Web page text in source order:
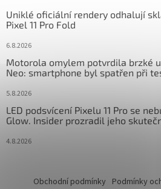
Uniklé oficiální rendery odhalují
Pixel 11 Pro Fold
6.8.2026
Motorola omylem potvrdila brzké
Neo: smartphone byl spatřen při
5.8.2026
LED podsvícení Pixelu 11 Pro se
Glow. Insider prozradil jeho
4.8.2026
Obchodní podmínky Podmínky